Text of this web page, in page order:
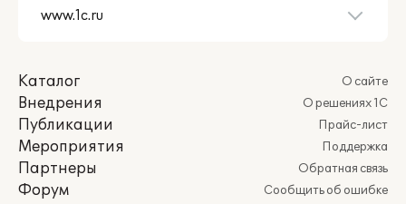
Каталог
Внедрения
Публикации
Мероприятия
Партнеры
Форум
О сайте
О решениях 1С
Прайс-лист
Поддержка
Обратная связь
Сообщить об ошибке